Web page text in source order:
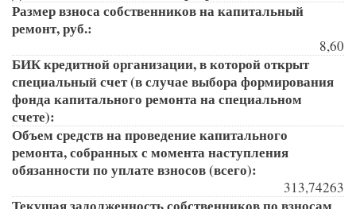
Размер взноса собственников на капитальный
ремонт, руб.:
8,60
БИК кредитной организации, в которой открыт
специальный счет (в случае выбора формирования
фонда капитального ремонта на специальном
счете):
Объем средств на проведение капитального
ремонта, собранных с момента наступления
обязанности по уплате взносов (всего):
313,74263